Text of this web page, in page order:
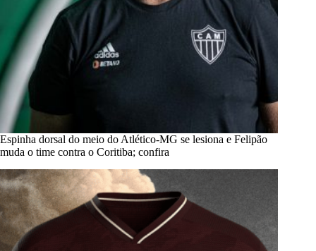
Espinha dorsal do meio do Atlético-MG se lesiona e Felipão
muda o time contra o Coritiba; confira